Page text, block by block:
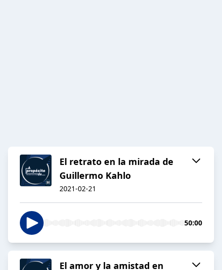
El retrato en la mirada de
Guillermo Kahlo
2021-02-21
50:00
El amor y la amistad en